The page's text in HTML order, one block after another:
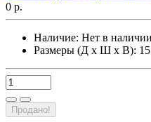
0 р.
Наличие: Нет в наличии
Размеры (Д х Ш х В): 15
Продано!